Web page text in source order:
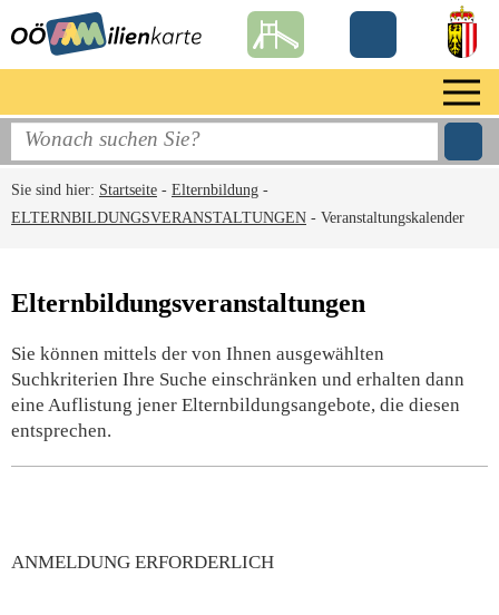
Sie sind hier: Startseite - Elternbildung -
ELTERNBILDUNGSVERANSTALTUNGEN - Veranstaltungskalender
Elternbildungsveranstaltungen
Sie können mittels der von Ihnen ausgewählten
Suchkriterien Ihre Suche einschränken und erhalten dann
eine Auflistung jener Elternbildungsangebote, die diesen
entsprechen.
ANMELDUNG ERFORDERLICH